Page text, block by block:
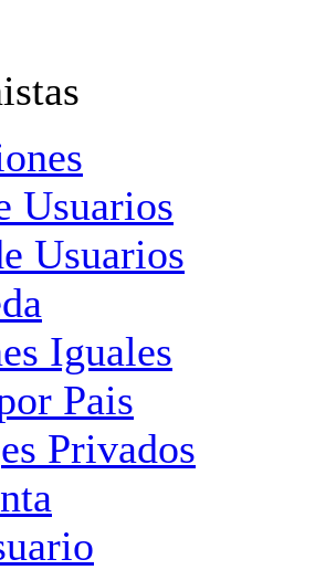
Usuarios
Usuarios
Iguales
Pais
Privados